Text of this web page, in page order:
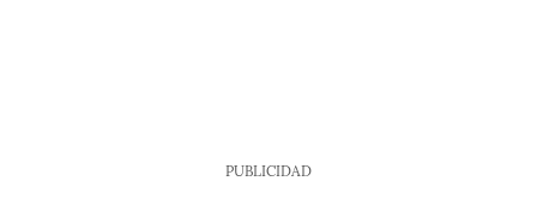
PUBLICIDAD